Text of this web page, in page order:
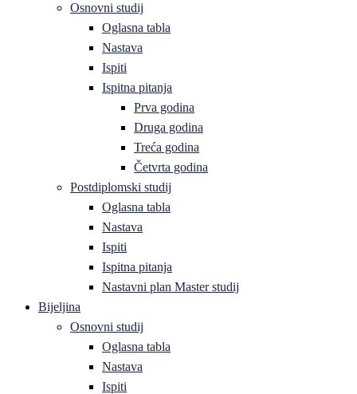
Osnovni studij
Oglasna tabla
Nastava
Ispiti
Ispitna pitanja
Prva godina
Druga godina
Treća godina
Četvrta godina
Postdiplomski studij
Oglasna tabla
Nastava
Ispiti
Ispitna pitanja
Nastavni plan Master studij
Bijeljina
Osnovni studij
Oglasna tabla
Nastava
Ispiti